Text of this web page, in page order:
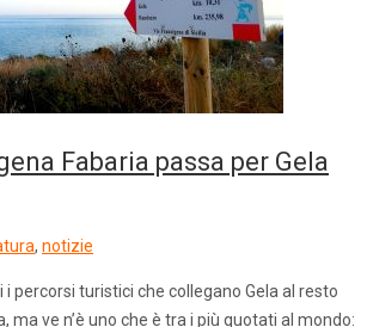
Fabaria passa per Gela
, notizie
percorsi turistici che collegano Gela al resto
ma ve n’è uno che è tra i più quotati al mondo: